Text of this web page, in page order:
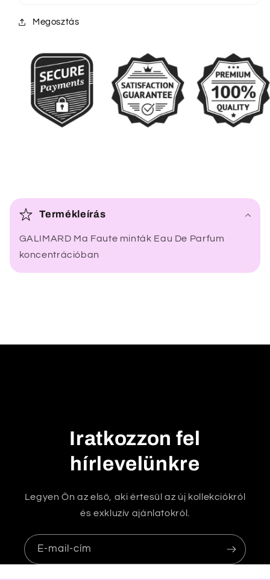
Megosztás
s
c
h
Termékleírás
GALIMARD Ma Faute minták Eau De Parfum
koncentrációban
Iratkozzon fel
hírlevelünkre
Legyen Ön az első, aki értesül az új kollekciókról
és exkluzív ajánlatokról.
E-mail-cím